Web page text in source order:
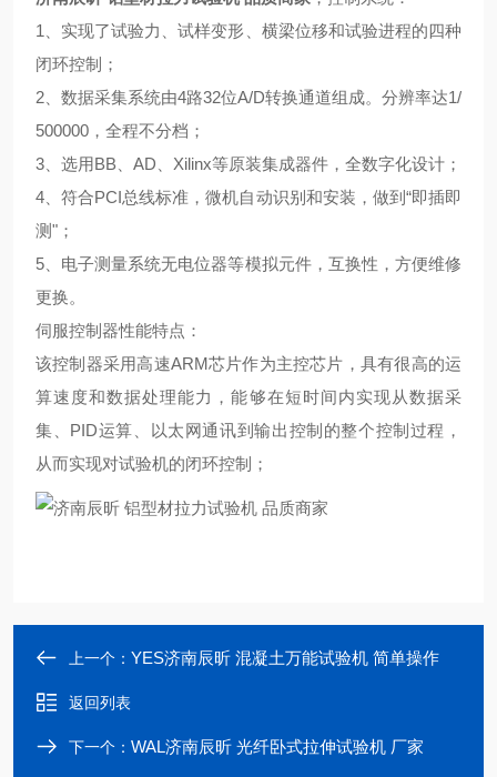
1、实现了试验力、试样变形、横梁位移和试验进程的四种
闭环控制；
2、数据采集系统由4路32位A/D转换通道组成。分辨率达1/
500000，全程不分档；
3、选用BB、AD、Xilinx等原装集成器件，全数字化设计；
4、符合PCI总线标准，微机自动识别和安装，做到“即插即
测"；
5、电子测量系统无电位器等模拟元件，互换性，方便维修
更换。
伺服控制器性能特点：
该控制器采用高速ARM芯片作为主控芯片，具有很高的运
算速度和数据处理能力，能够在短时间内实现从数据采
集、PID运算、以太网通讯到输出控制的整个控制过程，
从而实现对试验机的闭环控制；
上一个： YES济南辰昕 混凝土万能试验机 简单操作
返回列表
下一个： WAL济南辰昕 光纤卧式拉伸试验机 厂家